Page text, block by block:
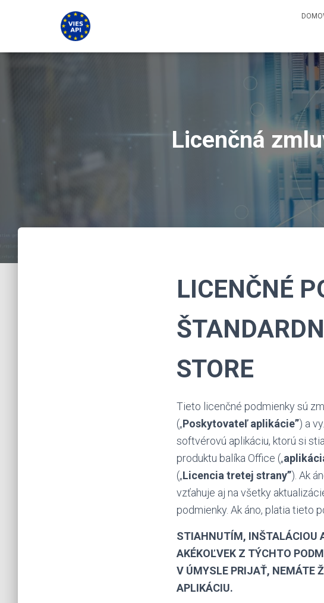
Licenčná
LICENČNÉ
STORE
Tieto licenčné podmienky sú
(„Poskytovateľ aplikácie”) a
softvérovú aplikáciu, ktorú si
produktu balíka Office („
(„Licencia tretej strany”). Ak
vzťahuje aj na všetky
podmienky. Ak áno, platia tieto
STIAHNUTÍM, INŠTALÁCIOU
AKÉKOĽVEK Z TÝCHTO
V ÚMYSLE PRIJAŤ, NEMÁTE
APLIKÁCIU.